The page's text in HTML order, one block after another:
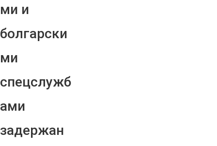
ми и
болгарски
ми
спецслужб
ами
задержан